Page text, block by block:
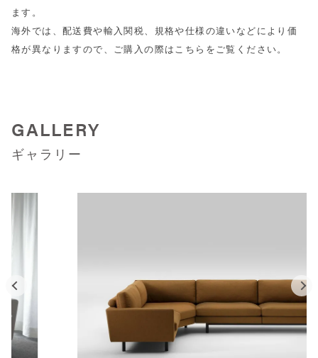
ます。
海外では、配送費や輸入関税、規格や仕様の違いなどにより価
格が異なりますので、ご購入の際は こちら をご覧ください。
GALLERY
ギャラリー